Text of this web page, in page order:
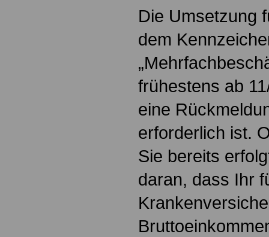
Die Umsetzung
dem
frühestens ab
eine
erforderlich ist.
Sie bereits
daran, dass Ihr